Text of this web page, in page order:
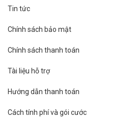
Tin tức
Chính sách bảo mật
Chính sách thanh toán
Tài liệu hỗ trợ
Hướng dẫn thanh toán
Cách tính phí và gói cước